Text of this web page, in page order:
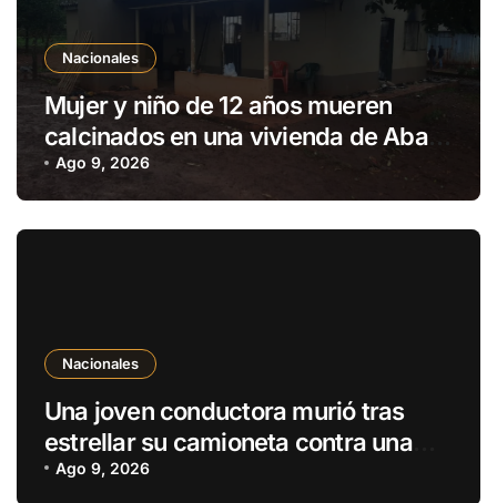
Nacionales
Mujer y niño de 12 años mueren
calcinados en una vivienda de Aba’i
y hay un sospechoso aprehendido
Ago 9, 2026
Nacionales
Una joven conductora murió tras
estrellar su camioneta contra una
casa en Villa Elisa
Ago 9, 2026